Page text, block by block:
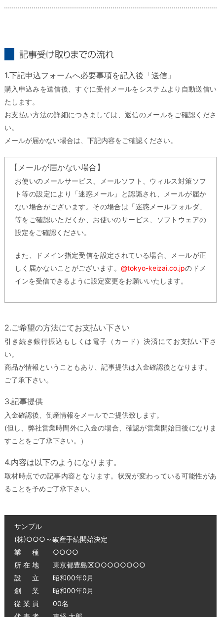
1.下記申込フォームへ必要事項を記入後「送信」
購入申込みを送信後、すぐに受付メールをシステムより自動送信い
たします。
お支払い方法の詳細につきましては、返信のメールをご確認くださ
い。
メールが届かない場合は、下記内容をご確認ください。
【メールが届かない場合】
お使いのメールサービス、メールソフト、ウィルス対策ソフ
ト等の設定により「迷惑メール」と認識され、メールが届か
ない場合がございます。その場合は「迷惑メールフォルダ」
等をご確認いただくか、お使いのサービス、ソフトウェアの
設定をご確認ください。
また、ドメイン指定受信を設定されている場合、メールが正
しく届かないことがございます。@tokyo-keizai.co.jpのドメ
インを受信できるように設定変更をお願いいたします。
2.ご希望の方法にてお支払い下さい
引き続き銀行振込もしくは電子（カード）決済にてお支払い下さ
い。
商品が情報ということもあり、記事提供は入金確認後となります。
ご了承下さい。
3.記事提供
入金確認後、倒産情報をメールでご提供致します。
(但し、弊社営業時間外に入金の場合、確認が営業開始日後になりま
すことをご了承下さい。）
4.内容は以下のようになります。
取材時点での記事内容となります。状況が変わっている可能性があ
ることを予めご了承下さい。
サンプル
(株)○○○～破産手続開始決定
業 種 ○○○○
所 在 地 東京都豊島区○○○○○○○○
設 立 昭和00年0月
創 業 昭和00年0月
従 業 員 00名